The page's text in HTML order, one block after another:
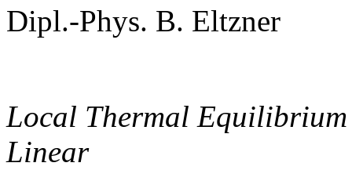
Dipl.-Phys. B. Eltzner
Local Thermal Equilibrium
Linear